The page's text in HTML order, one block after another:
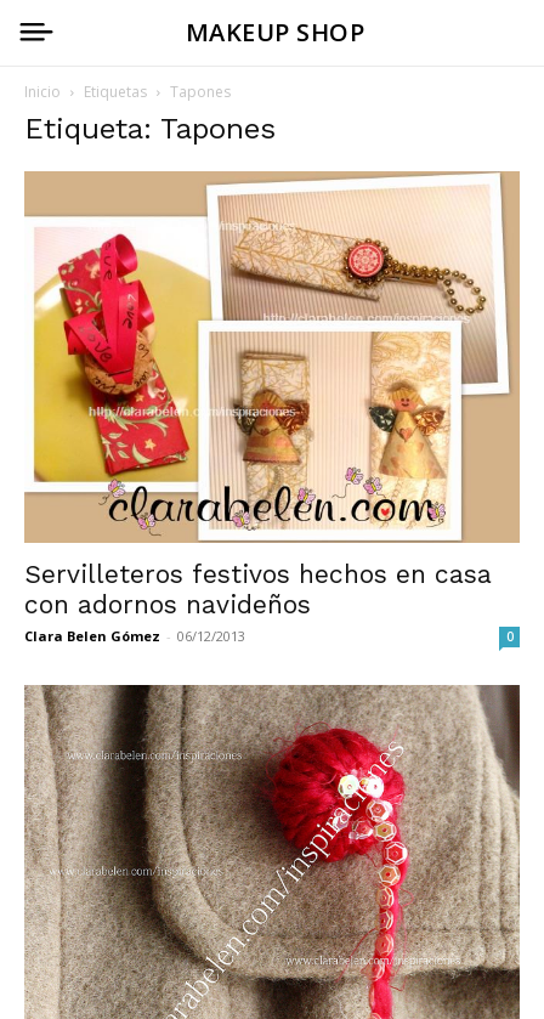
MAKEUP SHOP
Inicio Etiquetas Tapones
Etiqueta: Tapones
Servilleteros festivos hechos en casa
con adornos navideños
Clara Belen Gómez - 06/12/2013 0